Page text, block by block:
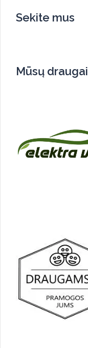
Sekite mus
Mūsų draugai